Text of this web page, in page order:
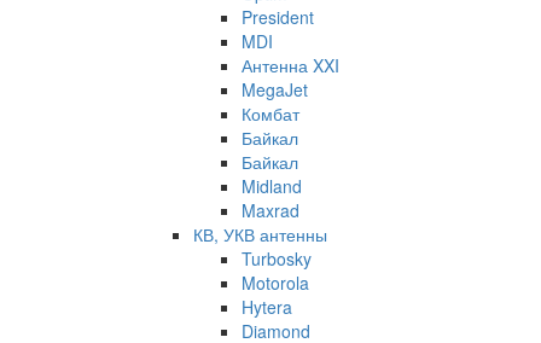
President
MDI
Антенна XXI
MegaJet
Комбат
Байкал
Байкал
Midland
Maxrad
КВ, УКВ антенны
Turbosky
Motorola
Hytera
Diamond